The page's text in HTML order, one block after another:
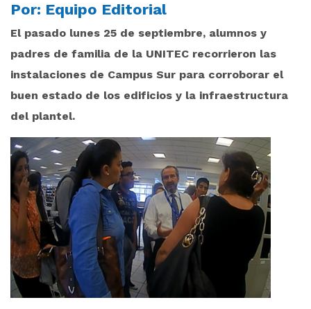
Por: Equipo Editorial
El pasado lunes 25 de septiembre, alumnos y
padres de familia de la UNITEC recorrieron las
instalaciones de Campus Sur para corroborar el
buen estado de los edificios y la infraestructura
del plantel.